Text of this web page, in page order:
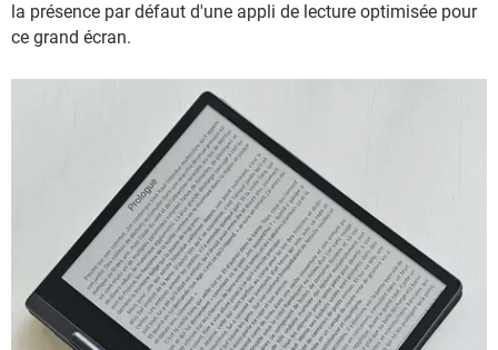
la présence par défaut d'une appli de lecture optimisée pour
ce grand écran.